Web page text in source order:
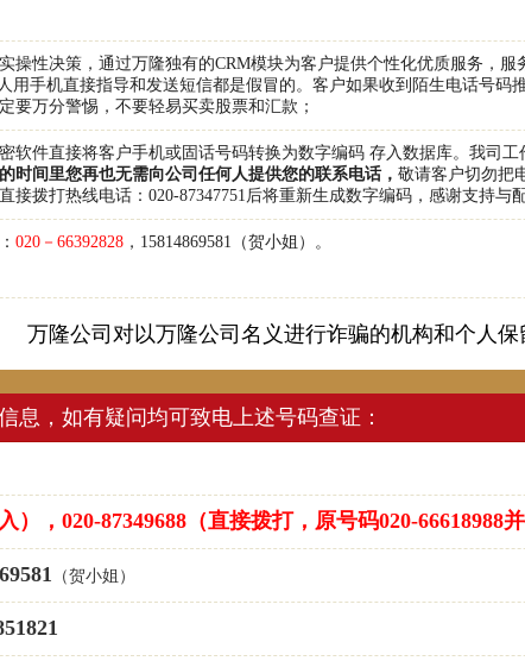
操性决策，通过万隆独有的CRM模块为客户提供个性化优质服务，服
用手机直接指导和发送短信都是假冒的。客户如果收到陌生电话号码
定要万分警惕，不要轻易买卖股票和汇款；
软件直接将客户手机或固话号码转换为数字编码 存入数据库。我司
时间里您再也无需向公司任何人提供您的联系电话， 敬请客户切勿把
拨打热线电话：020-87347751后将重新生成数字编码，感谢支持与
020－66392828 ，15814869581（贺小姐）。
万隆公司对以万隆公司名义进行诈骗的机构和个人保
息，如有疑问均可致电上述号码查证：
），020-87349688（直接拨打，原号码020-66618988并
（贺小姐）